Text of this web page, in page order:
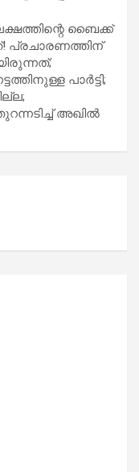
ബൈക്ക്
പ്രചാരണത്തിന്
പാര്‍ട്ടി;
അഖില്‍